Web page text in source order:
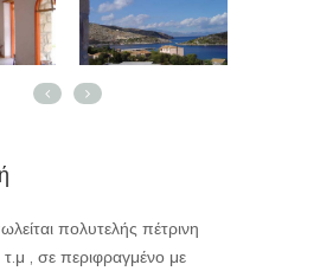
πολυτελής πέτρινη
τ.μ , σε περιφραγμένο με